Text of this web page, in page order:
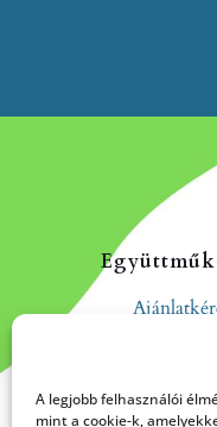
A legjobb felhasználói
mint a cookie-k,